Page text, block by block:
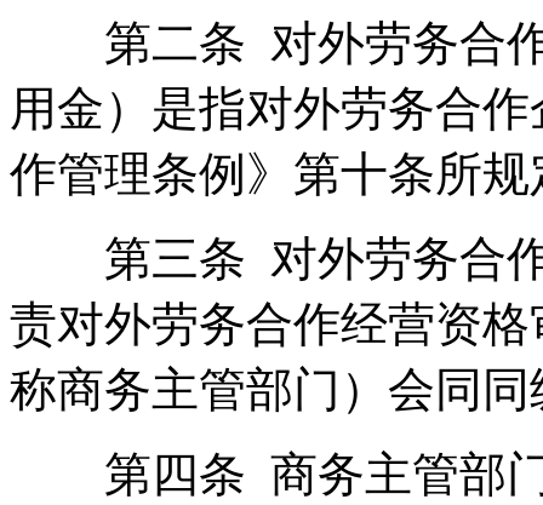
第二条 对外劳务合作
用金）是指对外劳务合
作管理条例》第十条所
第三条 对外劳务合作
责对外劳务合作经营资
称商务主管部门）会同
第四条 商务主管部门